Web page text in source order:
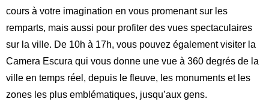
cours à votre imagination en vous promenant sur les
remparts, mais aussi pour profiter des vues spectaculaires
sur la ville. De 10h à 17h, vous pouvez également visiter la
Camera Escura qui vous donne une vue à 360 degrés de la
ville en temps réel, depuis le fleuve, les monuments et les
zones les plus emblématiques, jusqu’aux gens.